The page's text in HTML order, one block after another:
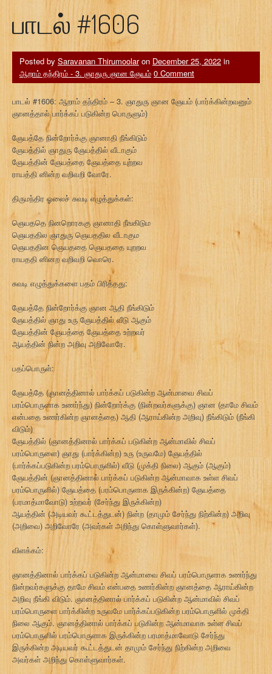
பாடல் #1606
Posted by Saravanan Thirumoolaron December 25, 2022 in
ஆறாம் தந்திரம் - 3. ஞாதுரு ஞான ஞேயம் 0 Comment
பாடல் #1606: ஆறாம் தந்திரம் – 3. ஞாதுரு ஞான ஞேயம் (பார்க்கின்றவனும்
ஞானத்தால் பார்க்கப் படுகின்ற பொருளும்)
ஞேயத்தே நின்றோர்க்கு ஞானாதி நீங்கிடும்
ஞேயத்தில் ஞாதுரு ஞேயத்தில் வீடாகும்
ஞேயத்தின் ஞேயத்தை ஞேயத்தை யுற்றவ
ராயத்தி னின்ற வறிவறி வோரே.
திருமந்திர ஓலைச் சுவடி எழுத்துக்கள்:
ஞெயததெ நினறொரககு ஞானாதி நீஙகிடும
ஞெயததில ஞாதுரு ஞெயததில வீடாகும
ஞெயததின ஞெயததை ஞெயததை யுறறவ
ராயததி னினற வறிவறி வொரெ.
சுவடி எழுத்துக்களை பதம் பிரித்தது:
ஞேயத்தே நின்றோர்க்கு ஞான ஆதி நீங்கிடும்
ஞேயத்தில் ஞாது உரு ஞேயத்தில் வீடு ஆகும்
ஞேயத்தின் ஞேயத்தை ஞேயத்தை உற்றவர்
ஆயத்தின் நின்ற அறிவு அறிவோரே.
பதப்பொருள்:
ஞேயத்தே (ஞானத்தினால் பார்க்கப் படுகின்ற ஆன்மாவை சிவப்
பரம்பொருளாக உணர்ந்து) நின்றோர்க்கு (நின்றவர்களுக்கு) ஞான (தாமே சிவம்
என்பதை உணர்கின்ற ஞானத்தை) ஆதி (ஆராய்கின்ற அறிவு) நீங்கிடும் (நீங்கி
விடும்)
ஞேயத்தில் (ஞானத்தினால் பார்க்கப் படுகின்ற ஆன்மாவில் சிவப்
பரம்பொருளை) ஞாது (பார்க்கின்ற) உரு (உருவமே) ஞேயத்தில்
(பார்க்கப்படுகின்ற பரம்பொருளில்) வீடு (முக்தி நிலை) ஆகும் (ஆகும்)
ஞேயத்தின் (ஞானத்தினால் பார்க்கப் படுகின்ற ஆன்மாவாக உள்ள சிவப்
பரம்பொருளில்) ஞேயத்தை (பரம்பொருளாக இருக்கின்ற) ஞேயத்தை
(பரமாத்மாவோடு) உற்றவர் (சேர்ந்து இருக்கின்ற)
ஆயத்தின் (அடியவர் கூட்டத்துடன்) நின்ற (தாமும் சேர்ந்து நிற்கின்ற) அறிவு
(அறிவை) அறிவோரே (அவர்கள் அறிந்து கொள்ளுவார்கள்).
விளக்கம்:
ஞானத்தினால் பார்க்கப் படுகின்ற ஆன்மாவை சிவப் பரம்பொருளாக உணர்ந்து
நின்றவர்களுக்கு தாமே சிவம் என்பதை உணர்கின்ற ஞானத்தை ஆராய்கின்ற
அறிவு நீங்கி விடும். ஞானத்தினால் பார்க்கப் படுகின்ற ஆன்மாவில் சிவப்
பரம்பொருளை பார்க்கின்ற உருவமே பார்க்கப்படுகின்ற பரம்பொருளில் முக்தி
நிலை ஆகும். ஞானத்தினால் பார்க்கப் படுகின்ற ஆன்மாவாக உள்ள சிவப்
பரம்பொருளில் பரம்பொருளாக இருக்கின்ற பரமாத்மாவோடு சேர்ந்து
இருக்கின்ற அடியவர் கூட்டத்துடன் தாமும் சேர்ந்து நிற்கின்ற அறிவை
அவர்கள் அறிந்து கொள்ளுவார்கள்.